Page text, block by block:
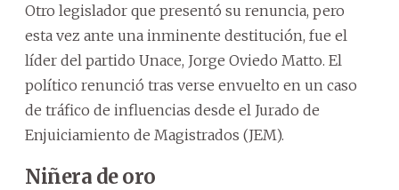
Otro legislador que presentó su renuncia, pero
esta vez ante una inminente destitución, fue el
líder del partido Unace, Jorge Oviedo Matto. El
político renunció tras verse envuelto en un caso
de tráfico de influencias desde el Jurado de
Enjuiciamiento de Magistrados (JEM).
Niñera de oro